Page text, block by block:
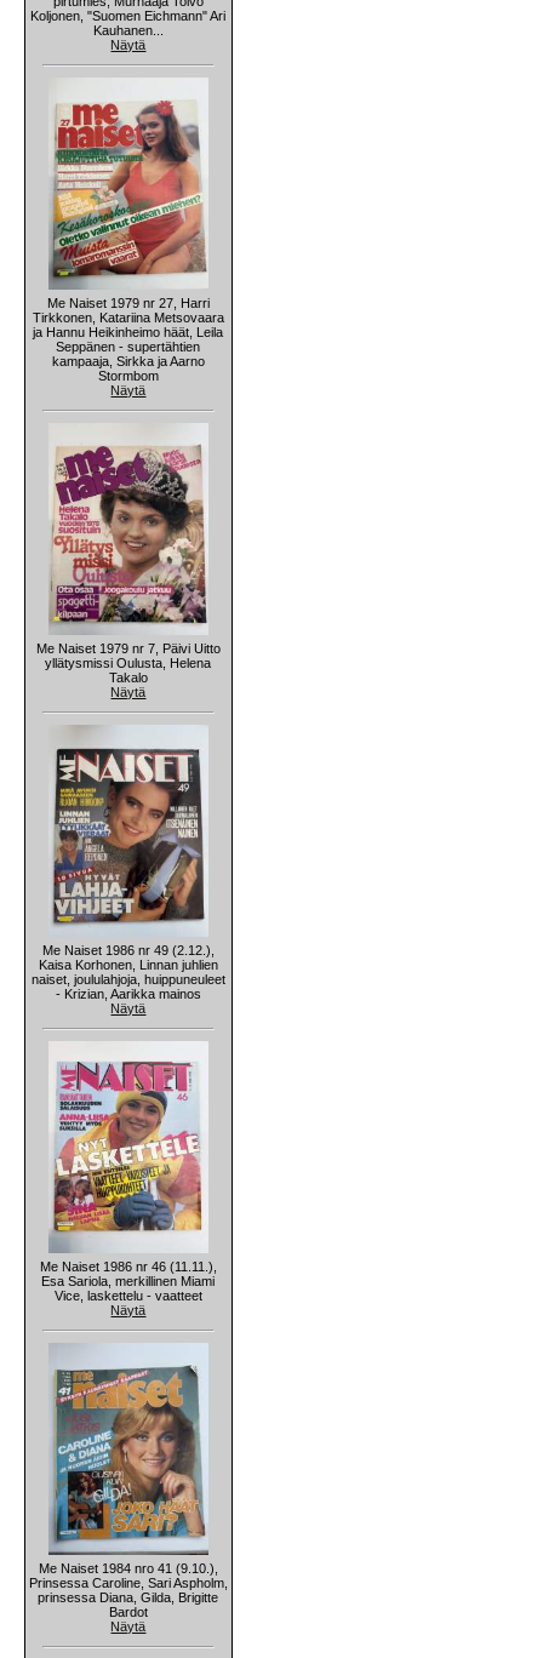
Koljonen, "Suomen Eichmann" Ari
Kauhanen...
Näytä
Me Naiset 1979 nr 27, Harri
Tirkkonen, Katariina Metsovaara
ja Hannu Heikinheimo häät, Leila
Seppänen - supertähtien
kampaaja, Sirkka ja Aarno
Stormbom
Näytä
Me Naiset 1979 nr 7, Päivi Uitto
yllätysmissi Oulusta, Helena
Takalo
Näytä
Me Naiset 1986 nr 49 (2.12.),
Kaisa Korhonen, Linnan juhlien
naiset, joululahjoja, huippuneuleet
- Krizian, Aarikka mainos
Näytä
Me Naiset 1986 nr 46 (11.11.),
Esa Sariola, merkillinen Miami
Vice, laskettelu - vaatteet
Näytä
Me Naiset 1984 nro 41 (9.10.),
Prinsessa Caroline, Sari Aspholm,
prinsessa Diana, Gilda, Brigitte
Bardot
Näytä